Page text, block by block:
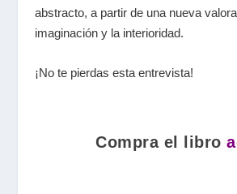
abstracto, a partir de una nueva
imaginación y la interioridad.
¡No te pierdas esta entrevista!
Compra el libro